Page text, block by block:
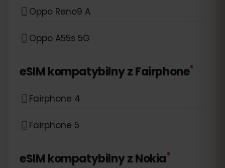
Oppo Reno9 A
Oppo A55s 5G
eSIM kompatybilny zFairphone*
Fairphone 4
Fairphone 5
eSIM kompatybilny zNokia*